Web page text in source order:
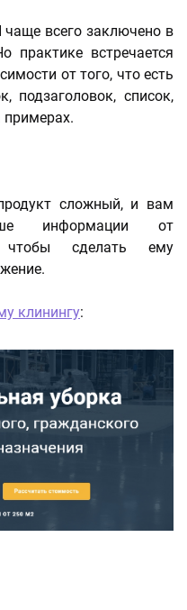
всего заключено в
практике встречается
от того, что есть
подзаголовок, список,
примерах.
сложный, и вам
информации от
чтобы сделать ему
клинингу: